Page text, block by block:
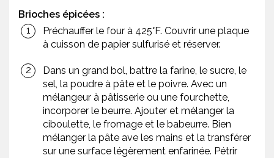
Brioches épicées :
Préchauffer le four à 425°F. Couvrir une plaque
à cuisson de papier sulfurisé et réserver.
Dans un grand bol, battre la farine, le sucre, le
sel, la poudre à pâte et le poivre. Avec un
mélangeur à pâtisserie ou une fourchette,
incorporer le beurre. Ajouter et mélanger la
ciboulette, le fromage et le babeurre. Bien
mélanger la pâte ave les mains et la transférer
sur une surface légèrement enfarinée. Pétrir